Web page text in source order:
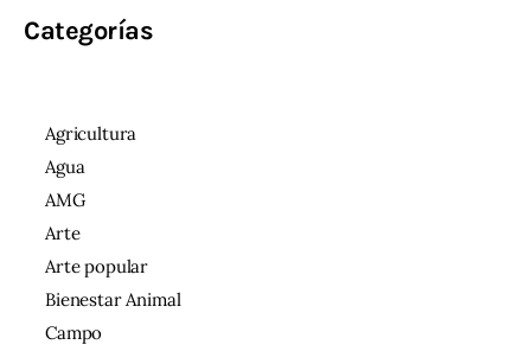
Categorías
Agricultura
Agua
AMG
Arte
Arte popular
Bienestar Animal
Campo